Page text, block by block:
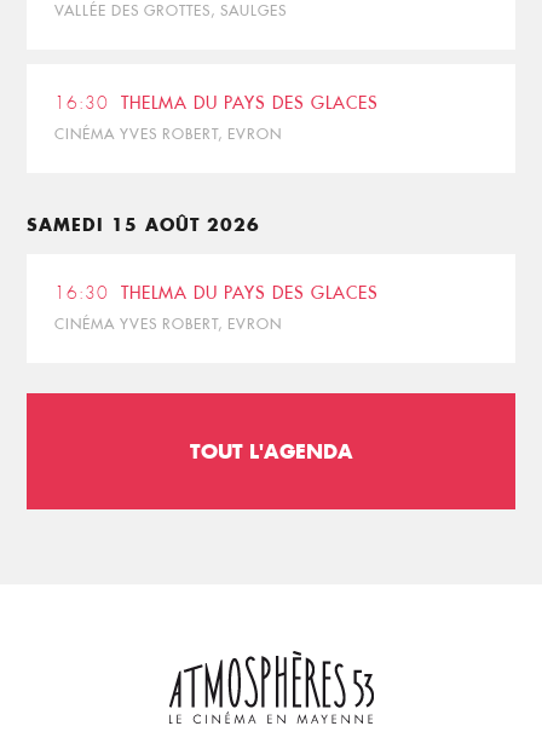
VALLÉE DES GROTTES, SAULGES
16:30 THELMA DU PAYS DES GLACES
CINÉMA YVES ROBERT, EVRON
SAMEDI 15 AOÛT 2026
16:30 THELMA DU PAYS DES GLACES
CINÉMA YVES ROBERT, EVRON
TOUT L'AGENDA